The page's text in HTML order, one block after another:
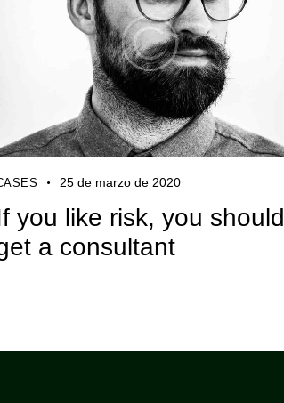
25 de marzo de 2020
you like risk, you should
a consultant